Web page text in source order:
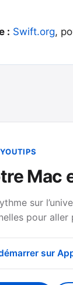
: Swift.org,
Mac
sur
pour aller
sur